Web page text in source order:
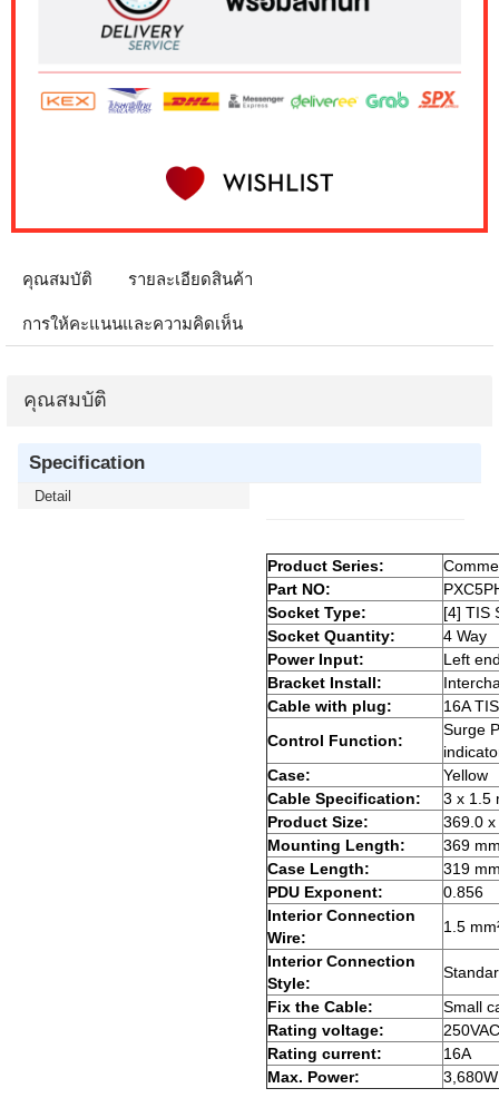
คุณสมบัติ รายละเอียดสินค้า
การให้คะแนนและความคิดเห็น
คุณสมบัติ
Specification
Detail
Product Series:
Part NO:
Socket Type:
[4] TIS
Socket Quantity:
4 Way
Power Input:
Left
Bracket Install:
Cable with plug:
16A
Control Function:
Surge
Case:
Yellow
Cable Specification:
3 x 1.5
Product Size:
369.0
Mounting Length:
369
Case Length:
319
PDU Exponent:
0.856
Interior Connection
Wire:
1.5
Interior Connection
Style:
Fix the Cable:
Small
Rating voltage:
Rating current:
16A
Max. Power:
3,680W